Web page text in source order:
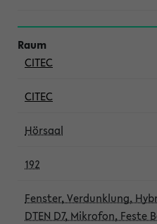
CITEC
CITEC
Hörsaal
192
Fenster, Verdunklung,
DTEN D7, Mikrofon, Feste